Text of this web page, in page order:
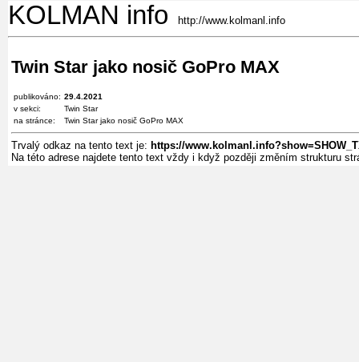
KOLMAN info http://www.kolmanl.info
Twin Star jako nosič GoPro MAX
publikováno: 29.4.2021
v sekci:
Twin Star
na stránce:
Twin Star jako nosič GoPro MAX
Trvalý odkaz na tento text je: https://
Na této adrese najdete tento text vždy i když později změním strukturu